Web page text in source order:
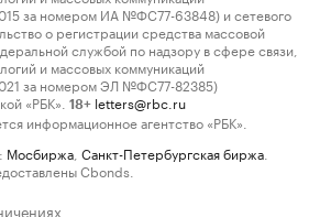
за номером ИА №ФС77-63848) и сетевого
о регистрации средства массовой
службой по надзору в сфере связи,
и массовых коммуникаций
за номером ЭЛ №ФС77-82385)
«РБК».
18+ letters@rbc.ru
информационное агентство «РБК».
Мосбиржа Санкт-Петербургская биржа
Cbonds.